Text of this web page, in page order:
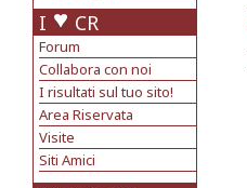
I CR
Forum
Collabora con noi
I risultati sul tuo sito!
Area Riservata
Visite
Siti Amici